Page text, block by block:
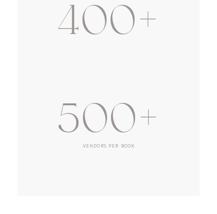
500+
400+
VENDORS PER BOOK